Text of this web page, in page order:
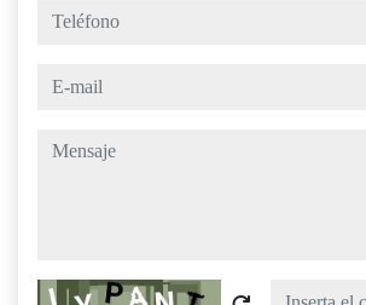
teléfono
e-mail
mensaje
Captcha